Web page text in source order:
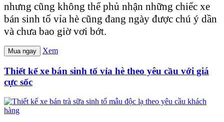
nhưng cũng không thể phủ nhận những chiếc xe
bán sinh tố vỉa hè cũng đang ngày được chú ý dần
và chưa bao giờ vơi bớt.
Mua ngay Xem
Thiết kế xe bán sinh tố vỉa hè theo yêu cầu với giá
cực sốc